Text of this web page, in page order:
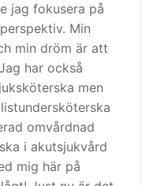
jag fokusera på
Min
min dröm är att
har också
men
omvårdnad
i akutsjukvård
mig här på